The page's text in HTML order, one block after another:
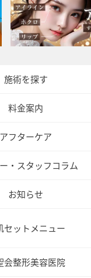
施術を探す
料金案内
アフターケア
・スタッフコラム
お知らせ
セットメニュー
会整形美容医院